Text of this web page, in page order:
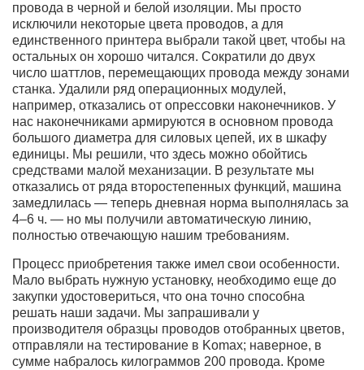
провода в черной и белой изоляции. Мы просто
исключили некоторые цвета проводов, а для
единственного принтера выбрали такой цвет, чтобы на
остальных он хорошо читался. Сократили до двух
число шаттлов, перемещающих провода между зонами
станка. Удалили ряд операционных модулей,
например, отказались от опрессовки наконечников. У
нас наконечниками армируются в основном провода
большого диаметра для силовых цепей, их в шкафу
единицы. Мы решили, что здесь можно обойтись
средствами малой механизации. В результате мы
отказались от ряда второстепенных функций, машина
замедлилась — теперь дневная норма выполнялась за
4–6 ч. — но мы получили автоматическую линию,
полностью отвечающую нашим требованиям.
Процесс приобретения также имел свои особенности.
Мало выбрать нужную установку, необходимо еще до
закупки удостовериться, что она точно способна
решать наши задачи. Мы запрашивали у
производителя образцы проводов отобранных цветов,
отправляли на тестирование в Komax; наверное, в
сумме набралось килограммов 200 провода. Кроме